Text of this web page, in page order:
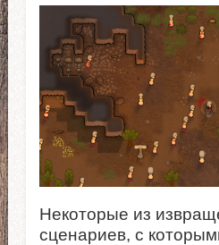
Некоторые из
сценариев, с